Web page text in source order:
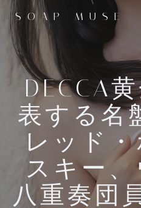
SOAP MUSE
DECCA
表する名
レッド
スキー
八重奏団